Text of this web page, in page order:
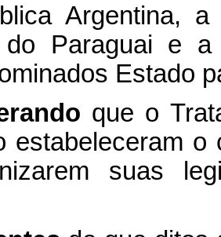
Argentina,
do Paraguai e
Estado
que o
estabeleceram
suas